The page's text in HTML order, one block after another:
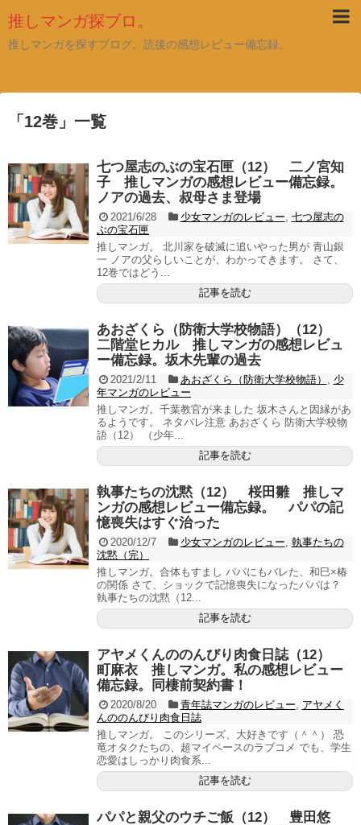
推しマンガ探ブロ。
推しマンガを探すブログ。読後の感想レビュー備忘録。
「 12巻 」 一覧
七つ屋志のぶの宝石匣（12） 二ノ宮知
子 推しマンガの感想レビュー備忘録。
ノアの過去、叔母さま登場
2021/6/28 少女マンガのレビュー 七つ屋志の
ぶの宝石匣
推しマンガ。 北川家を破滅に追いやった男が 青山銀
一 ノアの父らしいことが、わかってきます。 さて、
12巻ではどう...
記事を読む
あおざくら（防衛大学校物語）（12）
二階堂ヒカル 推しマンガの感想レビュ
ー備忘録。坂木先輩の過去
2021/2/11 あおざくら（防衛大学校物語）
少
年マンガのレビュー
推しマンガ。千葉教官が来ました 坂木さんと因縁があ
るようです。 ネタバレ注意 あおざくら 防衛大学校物
語（12） （少年...
記事を読む
執事たちの沈黙（12） 桜田雛 推しマ
ンガの感想レビュー備忘録。 パパの記
憶喪失はすぐ治った
2020/12/7 少女マンガのレビュー 執事たちの
沈黙（完）
推しマンガ。合体もすまし パパにもバレた、和巳×椿
の関係 さて、ショックで記憶喪失になったパパは？
執事たちの沈黙（12...
記事を読む
アヤメくんののんびり肉食日誌（12）
町麻衣 推しマンガ。私の感想レビュー
備忘録。同棲前契約書！
2020/8/20 青年誌マンガのレビュー
アヤメく
んののんびり肉食日誌
推しマンガ。 このシリーズ、大好きです（＾＾） 恐
竜オタクたちの、超マイペースのラブコメ でも、学生
恋愛はしっかり肉食系...
記事を読む
パパと親父のウチご飯（12） 豊田悠